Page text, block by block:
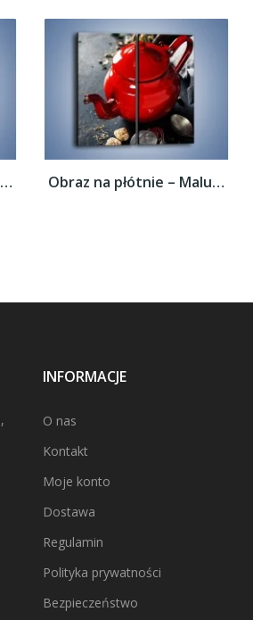
Obraz na płótnie – Malutki czajniczek do... Obraz na płótnie – Malutki czajniczek do...
INFORMACJE
O nas
Kontakt
Moje konto
Dostawa
Regulamin
Polityka prywatności
Bezpieczeństwo